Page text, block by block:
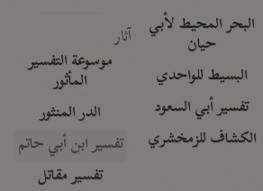
البحر المحيط لأبي
حيان
البسيط للواحدي
تفسير أبي السعود
الكشاف للزمخشري
آثار
موسوعة التفسير
المأثور
الدر المنثور
تفسير ابن أبي حاتم
تفسير مقاتل